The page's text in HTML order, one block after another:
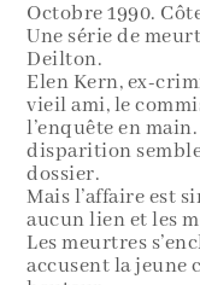
Octobre 1990.
Une série de
Deilton.
Elen Kern, ex-
vieil ami, le
l’enquête en
disparition
dossier.
Mais l’affaire est
aucun lien et les
Les meurtres
accusent la jeune